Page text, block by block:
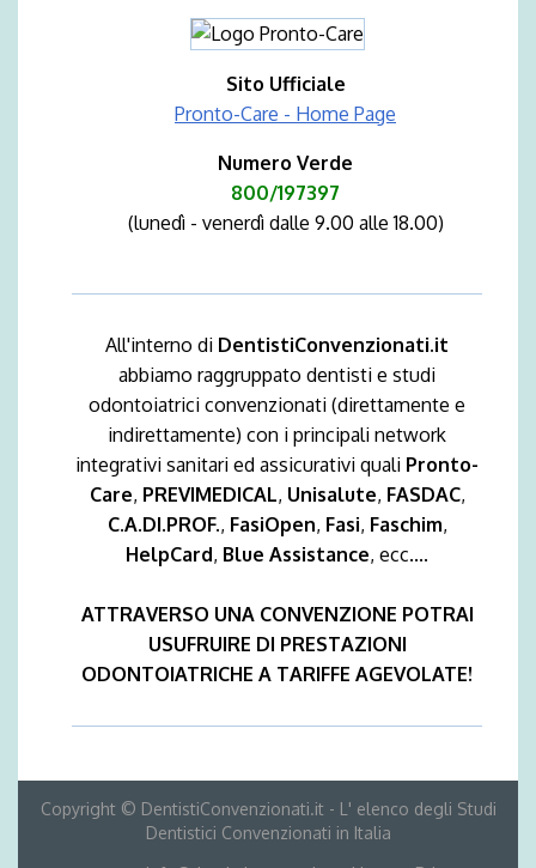
Sito Ufficiale
Pronto-Care - Home Page
Numero Verde
800/197397
(lunedì - venerdì dalle 9.00 alle 18.00)
All'interno di DentistiConvenzionati.it
abbiamo raggruppato dentisti e studi
odontoiatrici convenzionati (direttamente e
indirettamente) con i principali network
integrativi sanitari ed assicurativi quali Pronto-
Care, PREVIMEDICAL, Unisalute, FASDAC,
C.A.DI.PROF., FasiOpen, Fasi, Faschim,
HelpCard, Blue Assistance, ecc....
ATTRAVERSO UNA CONVENZIONE POTRAI
USUFRUIRE DI PRESTAZIONI
ODONTOIATRICHE A TARIFFE AGEVOLATE!
Copyright © DentistiConvenzionati.it - L' elenco degli Studi
Dentistici Convenzionati in Italia